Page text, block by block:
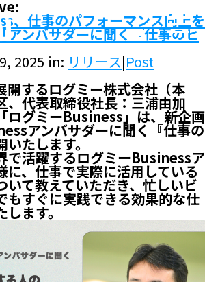
、仕事のパフォーマンス向上を
アンバサダーに聞く『仕事のヒ
2025 in: リリース|Post
開するログミー株式会社（本
、代表取締役社長：三浦由加
ログミーBusiness」は、新企画
アンバサダーに聞く『仕事の
いたします。
で活躍するログミーBusinessア
に、仕事で実際に活用している
いて教えていただき、忙しいビ
もすぐに実践できる効果的な仕
ます。